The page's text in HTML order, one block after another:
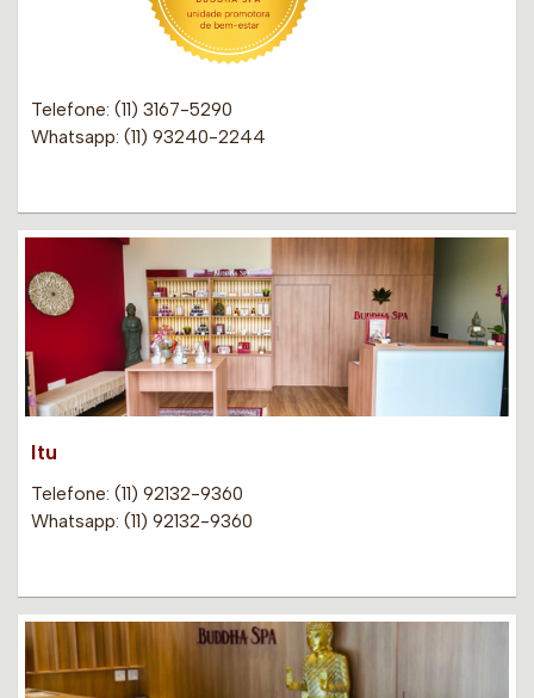
Telefone: (11) 3167-5290
Whatsapp: (11) 93240-2244
Itu
Telefone: (11) 92132-9360
Whatsapp: (11) 92132-9360